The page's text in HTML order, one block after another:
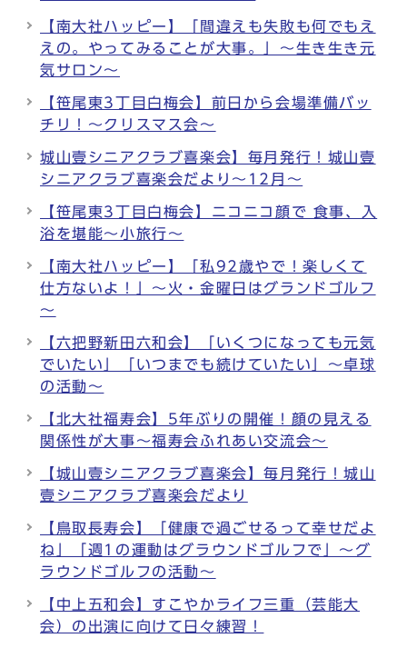
【南大社ハッピー】「間違えも失敗も何でもえ
えの。やってみることが大事。」～生き生き元
気サロン～
【笹尾東3丁目白梅会】前日から会場準備バッ
チリ！～クリスマス会～
城山壹シニアクラブ喜楽会】毎月発行！城山壹
シニアクラブ喜楽会だより～12月～
【笹尾東3丁目白梅会】ニコニコ顔で 食事、入
浴を堪能～小旅行～
【南大社ハッピー】「私92歳やで！楽しくて
仕方ないよ！」～火・金曜日はグランドゴルフ
～
【六把野新田六和会】「いくつになっても元気
でいたい」「いつまでも続けていたい」～卓球
の活動～
【北大社福寿会】5年ぶりの開催！顔の見える
関係性が大事～福寿会ふれあい交流会～
【城山壹シニアクラブ喜楽会】毎月発行！城山
壹シニアクラブ喜楽会だより
【鳥取長寿会】「健康で過ごせるって幸せだよ
ね」「週1の運動はグラウンドゴルフで」～グ
ラウンドゴルフの活動～
【中上五和会】すこやかライフ三重（芸能大
会）の出演に向けて日々練習！